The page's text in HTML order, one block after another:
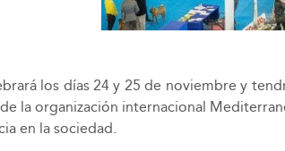
los días 24 y 25 de noviembre y
la organización internacional
en la sociedad.